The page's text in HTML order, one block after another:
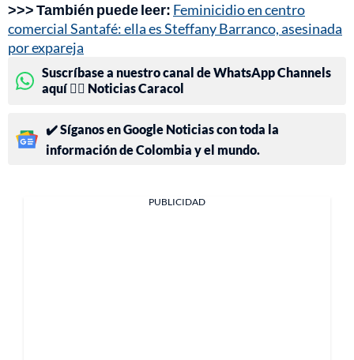
>>> También puede leer: Feminicidio en centro
comercial Santafé: ella es Steffany Barranco, asesinada
por expareja
Suscríbase a nuestro canal de WhatsApp Channels
aquí 👉🏻 Noticias Caracol
✔️ Síganos en Google Noticias con toda la
información de Colombia y el mundo.
PUBLICIDAD